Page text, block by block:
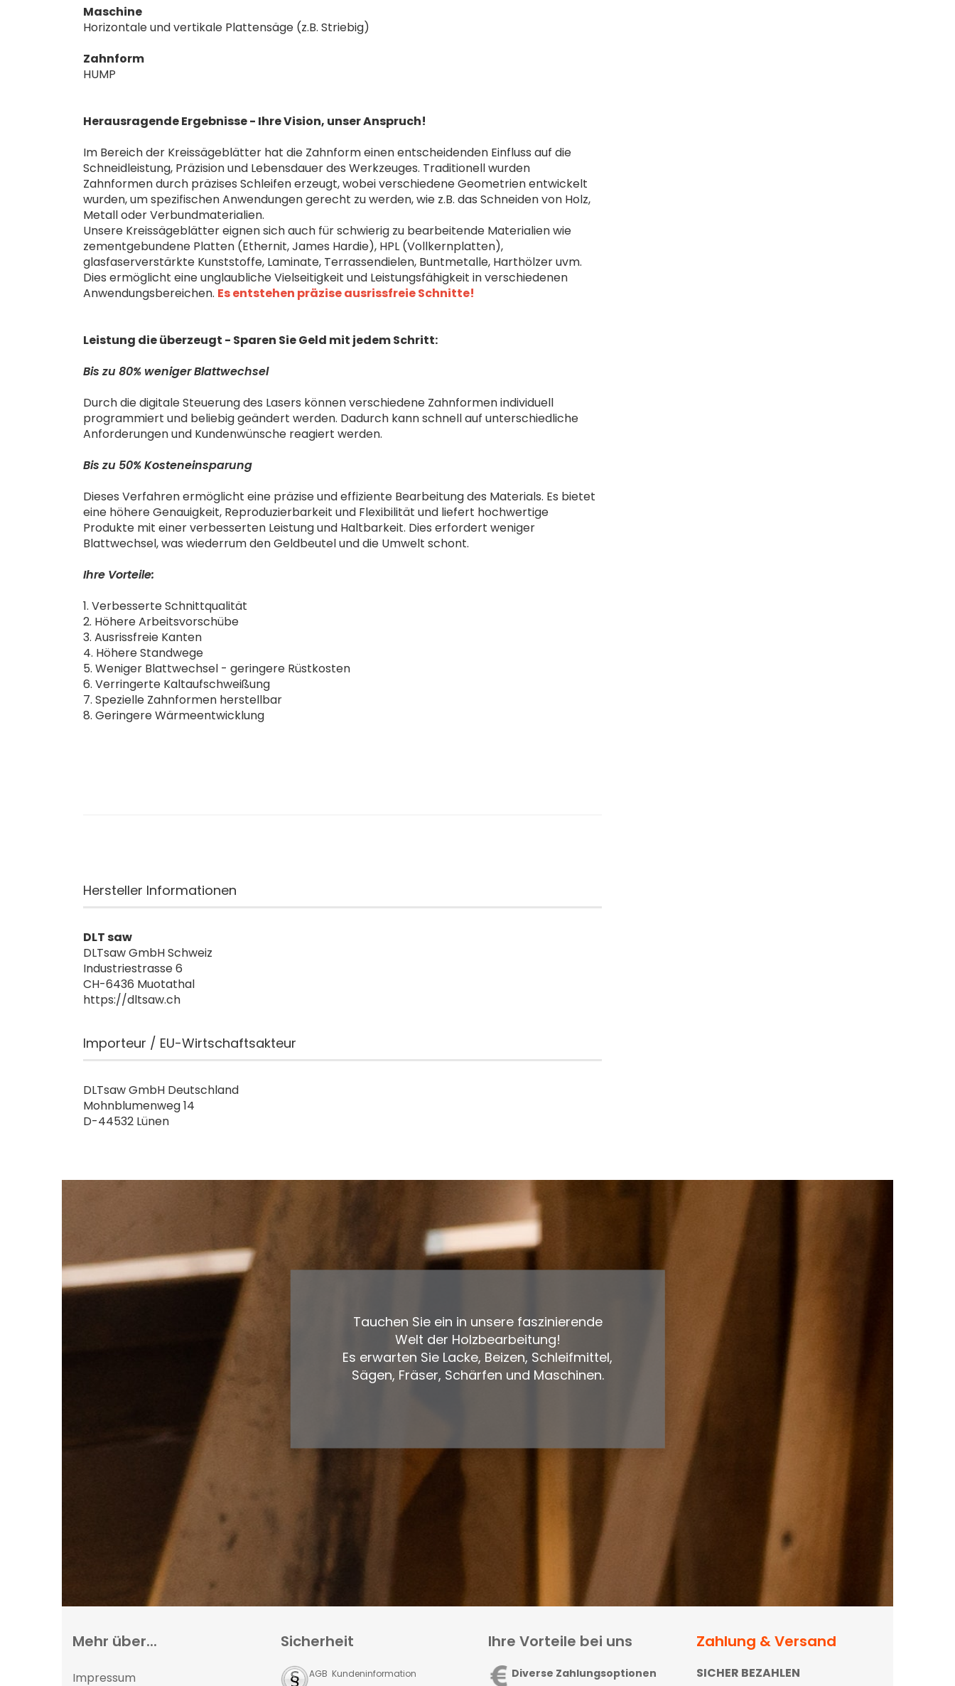
Maschine
Horizontale und vertikale Plattensäge (z.B. Striebig)
Zahnform
HUMP
Herausragende Ergebnisse - Ihre Vision, unser Anspruch!
Im Bereich der Kreissägeblätter hat die Zahnform einen entscheidenden Einfluss auf die
Schneidleistung, Präzision und Lebensdauer des Werkzeuges. Traditionell wurden
Zahnformen durch präzises Schleifen erzeugt, wobei verschiedene Geometrien entwickelt
wurden, um spezifischen Anwendungen gerecht zu werden, wie z.B. das Schneiden von Holz,
Metall oder Verbundmaterialien.
Unsere Kreissägeblätter eignen sich auch für schwierig zu bearbeitende Materialien wie
zementgebundene Platten (Ethernit, James Hardie), HPL (Vollkernplatten),
glasfaserverstärkte Kunststoffe, Laminate, Terrassendielen, Buntmetalle, Harthölzer uvm.
Dies ermöglicht eine unglaubliche Vielseitigkeit und Leistungsfähigkeit in verschiedenen
Anwendungsbereichen. Es entstehen präzise ausrissfreie Schnitte!
Leistung die überzeugt - Sparen Sie Geld mit jedem Schritt:
Bis zu 80% weniger Blattwechsel
Durch die digitale Steuerung des Lasers können verschiedene Zahnformen individuell
programmiert und beliebig geändert werden. Dadurch kann schnell auf unterschiedliche
Anforderungen und Kundenwünsche reagiert werden.
Bis zu 50% Kosteneinsparung
Dieses Verfahren ermöglicht eine präzise und effiziente Bearbeitung des Materials. Es bietet
eine höhere Genauigkeit, Reproduzierbarkeit und Flexibilität und liefert hochwertige
Produkte mit einer verbesserten Leistung und Haltbarkeit. Dies erfordert weniger
Blattwechsel, was wiederrum den Geldbeutel und die Umwelt schont.
Ihre Vorteile:
1. Verbesserte Schnittqualität
2. Höhere Arbeitsvorschübe
3. Ausrissfreie Kanten
4. Höhere Standwege
5. Weniger Blattwechsel - geringere Rüstkosten
6. Verringerte Kaltaufschweißung
7. Spezielle Zahnformen herstellbar
8. Geringere Wärmeentwicklung
Hersteller Informationen
DLT saw
DLTsaw GmbH Schweiz
Industriestrasse 6
CH-6436 Muotathal
https://dltsaw.ch
Importeur / EU-Wirtschaftsakteur
DLTsaw GmbH Deutschland
Mohnblumenweg 14
D-44532 Lünen
Tauchen Sie ein in unsere faszinierende
Welt der Holzbearbeitung!
Es erwarten Sie Lacke, Beizen, Schleifmittel,
Sägen, Fräser, Schärfen und Maschinen.
Mehr über...
Impressum
Sicherheit
AGB Kundeninformation
Ihre Vorteile bei uns
Diverse Zahlungsoptionen
Zahlung & Versand
SICHER BEZAHLEN